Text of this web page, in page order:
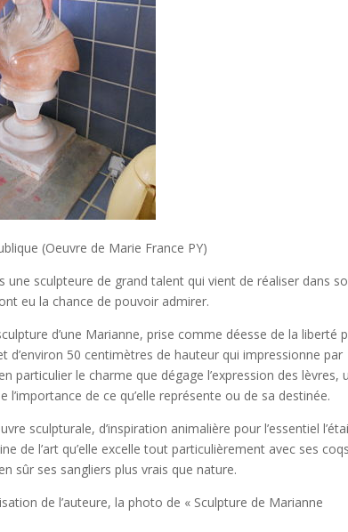
(Oeuvre de Marie France PY)
une sculpteure de grand talent qui vient de réaliser dans
eu la chance de pouvoir admirer.
d’une Marianne, prise comme déesse de la liberté
d’environ 50 centimètres de hauteur qui impressionne par
particulier le charme que dégage l’expression des lèvres,
de ce qu’elle représente ou de sa destinée.
sculpturale, d’inspiration animalière pour l’essentiel
de l’art qu’elle excelle tout particulièrement avec ses
sûr ses sangliers plus vrais que nature.
de l’auteure, la photo de « Sculpture de Marianne